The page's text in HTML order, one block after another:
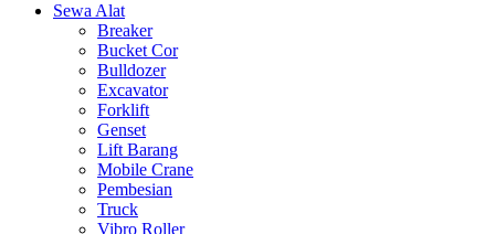
Sewa Alat
Breaker
Bucket Cor
Bulldozer
Excavator
Forklift
Genset
Lift Barang
Mobile Crane
Pembesian
Truck
Vibro Roller